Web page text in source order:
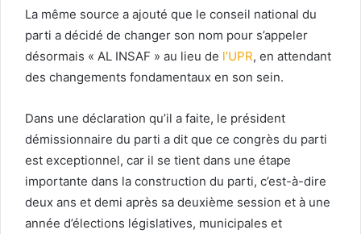
La même source a ajouté que le conseil national du
parti a décidé de changer son nom pour s’appeler
désormais « AL INSAF » au lieu de l’UPR, en attendant
des changements fondamentaux en son sein.
Dans une déclaration qu’il a faite, le président
démissionnaire du parti a dit que ce congrès du parti
est exceptionnel, car il se tient dans une étape
importante dans la construction du parti, c’est-à-dire
deux ans et demi après sa deuxième session et à une
année d’élections législatives, municipales et